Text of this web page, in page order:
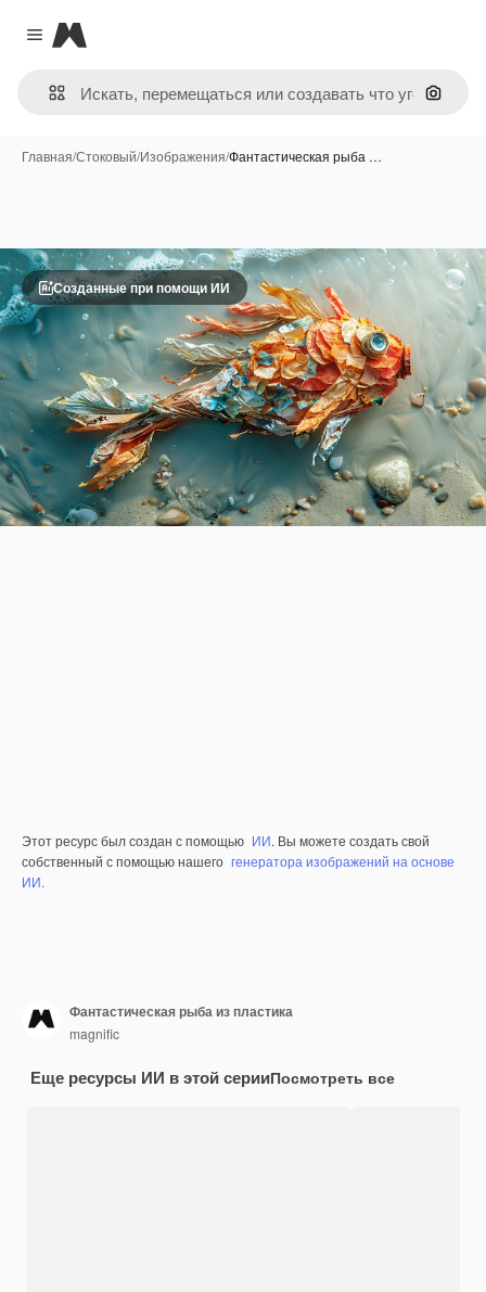
Close menu
Magnific
Поиск
Главная/Стоковый/Изображения/Фантастическая рыба …
Созданные при помощи ИИ
Этот ресурс был создан с помощью ИИ. Вы можете создать свой
собственный с помощью нашего генератора изображений на основе
ИИ.
Фантастическая рыба из пластика
magnific
Еще ресурсы ИИ в этой серииПосмотреть все